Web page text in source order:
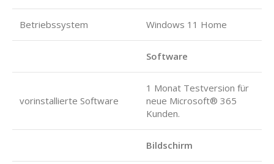
Betriebssystem Windows 11 Home
Software
vorinstallierte Software
1 Monat Testversion für
neue Microsoft® 365
Kunden.
Bildschirm